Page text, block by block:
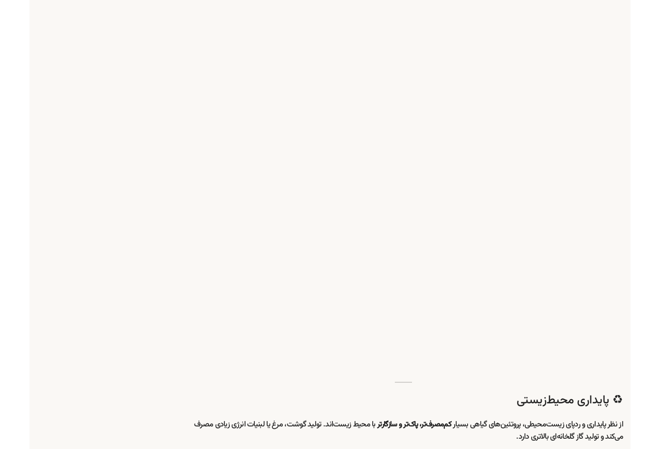
♻️ پایداری محیط‌زیستی
از نظر پایداری و ردپای زیست‌محیطی، پروتئین‌های گیاهی بسیارکم‌مصرف‌تر، پاک‌تر و سازگارتربا محیط زیست‌اند. تولید گوشت، مرغ یا لبنیات انرژی زیادی مصرف
می‌کند و تولید گاز گلخانه‌ای بالاتری دارد.